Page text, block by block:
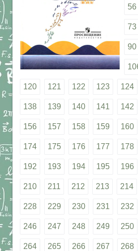
56
73
90
120 121 122 123 124
138 139 140 141 142
156 157 158 159 160
174 175 176 177 178
192 193 194 195 196
210 211 212 213 214
228 229 230 231 232
246 247 248 249 250
264 265 266 267 268